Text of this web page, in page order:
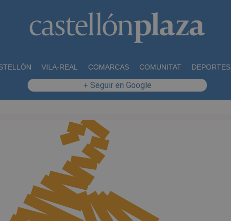
VILA-REAL COMARCAS COMUNITAT DEPORTES
+ Seguir en Google